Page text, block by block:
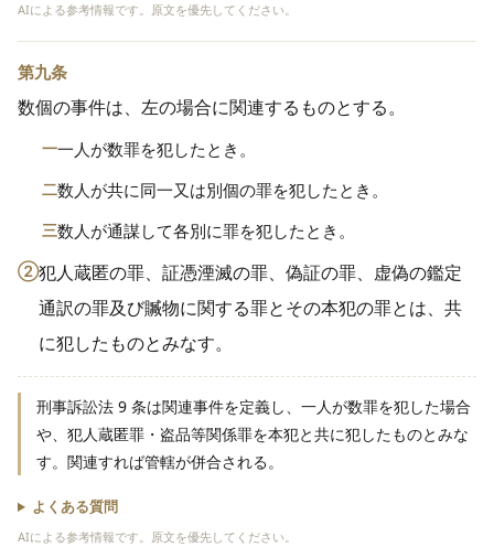
AIによる参考情報です。原文を優先してください。
第九条
数個の事件は、左の場合に関連するものとする。
一一人が数罪を犯したとき。
二数人が共に同一又は別個の罪を犯したとき。
三数人が通謀して各別に罪を犯したとき。
②犯人蔵匿の罪、証憑湮滅の罪、偽証の罪、虚偽の鑑定
通訳の罪及び贓物に関する罪とその本犯の罪とは、共
に犯したものとみなす。
刑事訴訟法 9 条は関連事件を定義し、一人が数罪を犯した場合
や、犯人蔵匿罪・盗品等関係罪を本犯と共に犯したものとみな
す。関連すれば管轄が併合される。
よくある質問
AIによる参考情報です。原文を優先してください。